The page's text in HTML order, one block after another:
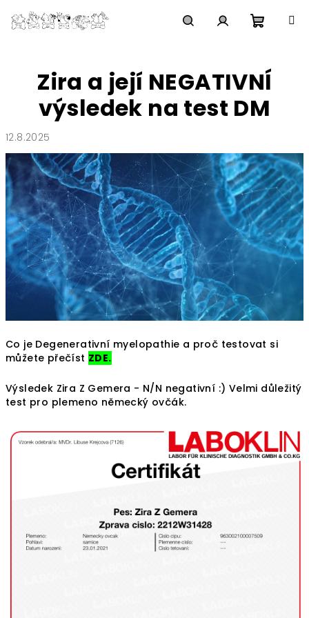
na
obsah
košík
Zira a její NEGATIVNÍ
výsledek na test DM
12.8.2025
Co je Degenerativní myelopathie a proč testovat si
můžete přečíst ZDE.
Výsledek Zira Z Gemera - N/N negativní :) Velmi důležitý
test pro plemeno německý ovčák.